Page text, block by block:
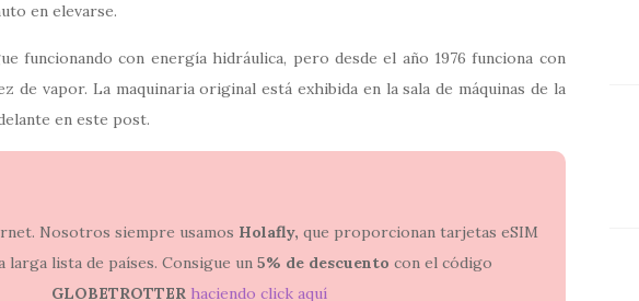
en elevarse.
funcionando con energía hidráulica, pero desde el año 1976 funciona con
de vapor. La maquinaria original está exhibida en la sala de máquinas de la
en este post.
Nosotros siempre usamos Holafly, que proporcionan tarjetas eSIM
larga lista de países. Consigue un 5% de descuento con el código
GLOBETROTTER haciendo click aquí